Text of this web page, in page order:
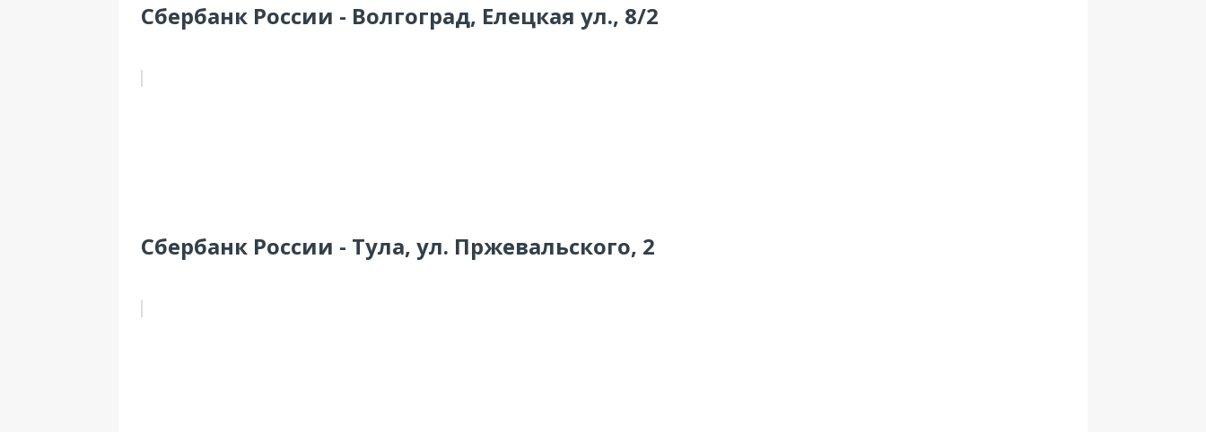
Сбербанк России - Волгоград, Елецкая ул., 8/2
Сбербанк России - Тула, ул. Пржевальского, 2